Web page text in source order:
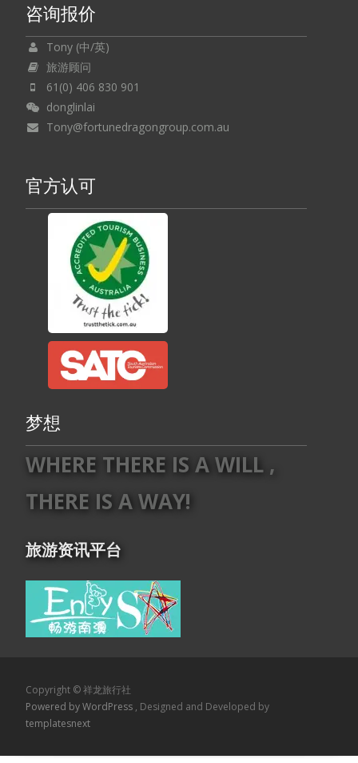
咨询报价
Tony (中/英)
旅游顾问
61(0) 406 830 901
donglinlai
Tony@fortunedragongroup.com.au
官方认可
梦想
WHERE THERE IS A WILL ,
THERE IS A WAY!
旅游资讯平台
Copyright © 祥龙旅行社
Powered by WordPress , Designed and Developed by
templatesnext